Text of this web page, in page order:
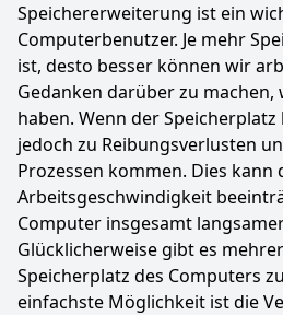
Speichererweiterung ist ein
Computerbenutzer. Je mehr
ist, desto besser können wir
Gedanken darüber zu machen,
haben. Wenn der
jedoch zu Reibungsverlusten
Prozessen kommen. Dies kann
Arbeitsgeschwindigkeit
Computer insgesamt
Glücklicherweise gibt es
Speicherplatz des Computers
einfachste Möglichkeit ist die